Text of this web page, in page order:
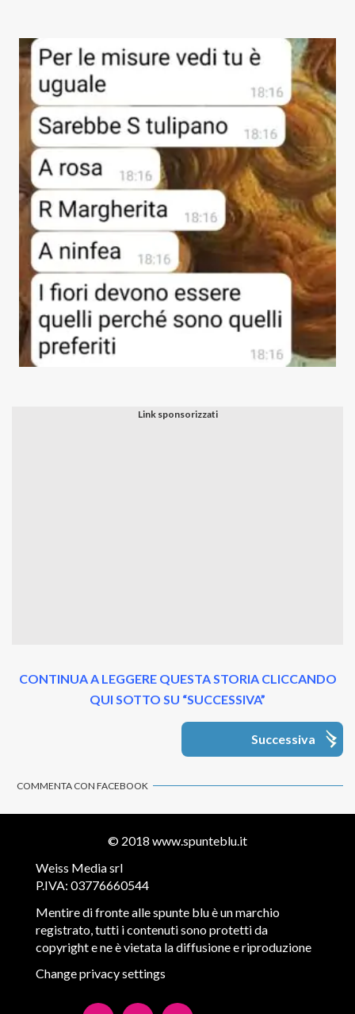
CONTINUA A LEGGERE QUESTA STORIA CLICCANDO
QUI SOTTO SU “SUCCESSIVA”
Successiva
COMMENTA CON FACEBOOK
© 2018 www.spunteblu.it
Weiss Media srl
P.IVA: 03776660544
Mentire di fronte alle spunte blu è un marchio
registrato, tutti i contenuti sono protetti da
copyright e ne è vietata la diffusione e riproduzione
Change privacy settings